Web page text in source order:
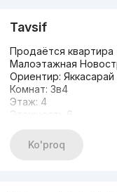
Tavsif
Продаётся квартира
Малоэтажная
Ориентир: Яккасарай
Комнат: 3в4
Этаж: 4
Этажность:6
Состояние: евро
Три (3) санузла
Ko'proq